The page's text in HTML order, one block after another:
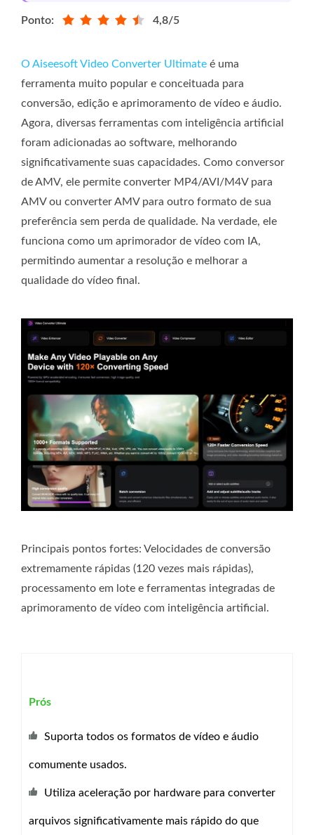
Ponto: 4,8/5
O Aiseesoft Video Converter Ultimate é uma
ferramenta muito popular e conceituada para
conversão, edição e aprimoramento de vídeo e áudio.
Agora, diversas ferramentas com inteligência artificial
foram adicionadas ao software, melhorando
significativamente suas capacidades. Como conversor
de AMV, ele permite converter MP4/AVI/M4V para
AMV ou converter AMV para outro formato de sua
preferência sem perda de qualidade. Na verdade, ele
funciona como um aprimorador de vídeo com IA,
permitindo aumentar a resolução e melhorar a
qualidade do vídeo final.
Principais pontos fortes: Velocidades de conversão
extremamente rápidas (120 vezes mais rápidas),
processamento em lote e ferramentas integradas de
aprimoramento de vídeo com inteligência artificial.
Prós
Suporta todos os formatos de vídeo e áudio
comumente usados.
Utiliza aceleração por hardware para converter
arquivos significativamente mais rápido do que